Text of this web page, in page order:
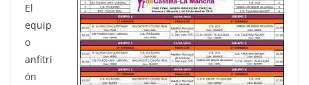
El
equip
o
anfitri
ón